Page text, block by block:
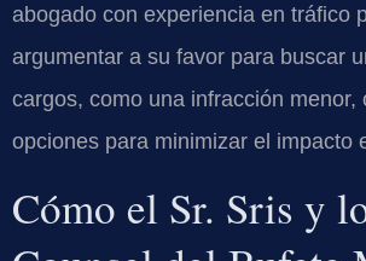
abogado con experiencia en tráfico
argumentar a su favor para buscar
cargos, como una infracción menor,
opciones para minimizar el impacto
Cómo el Sr. Sris y